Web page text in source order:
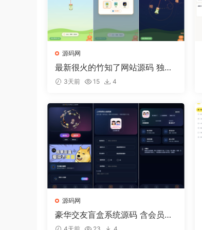
源码网
最新很火的竹知了网站源码 独立
后台版
3天前 15 4
源码网
豪华交友盲盒系统源码 含会员分
站分销系统 可易支付